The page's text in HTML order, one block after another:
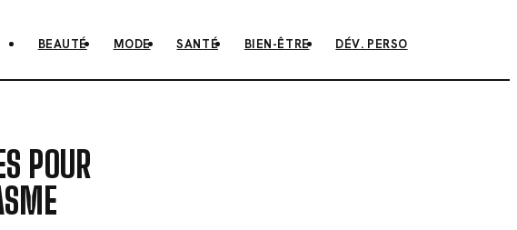
BEAUTÉ MODE SANTÉ BIEN-ÊTRE DÉV. PERSO
POUR